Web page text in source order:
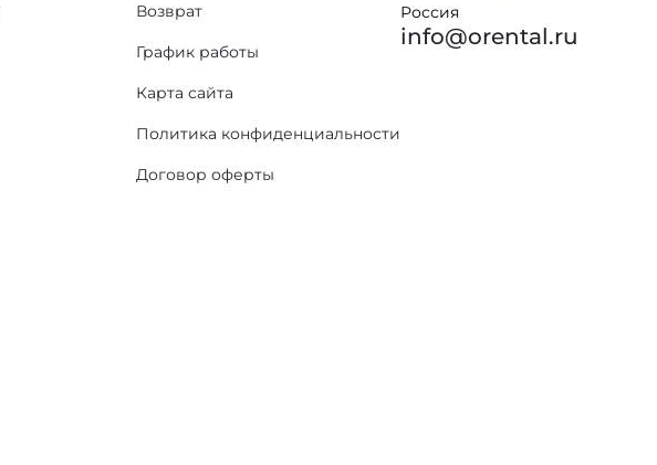
Возврат
График работы
Карта сайта
Политика конфиденциальности
Договор оферты
Россия
info@orental.ru